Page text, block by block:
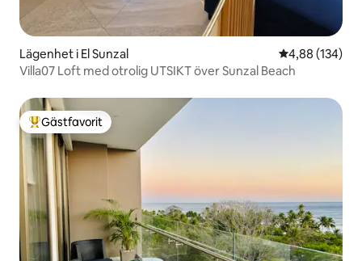
Lägenhet i El Sunzal 4,88 av 5 i
4,88 (134)
Villa07 Loft med otrolig UTSIKT över Sunzal Beach
Populär gästfavorit
Gästfavorit